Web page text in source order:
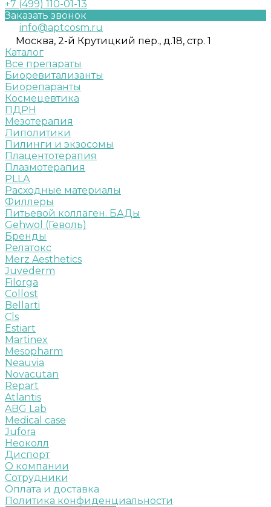
+7 (499) 110-01-13
Заказать звонок
info@aptcosm.ru
Москва, 2-й Крутицкий пер., д.18, стр. 1
Каталог
Все препараты
Биоревитализанты
Биорепаранты
Космецевтика
ПДРН
Мезотерапия
Липолитики
Пилинги и экзосомы
Плацентотерапия
Плазмотерапия
PLLA
Расходные материалы
Филлеры
Питьевой коллаген. БАДы
Gehwol (Геволь)
Бренды
Релатокс
Merz Aesthetics
Juvederm
Filorga
Collost
Bellarti
Cls
Estiart
Martinex
Mesopharm
Neauvia
Novacutan
Repart
Atlantis
ABG Lab
Medical case
Jufora
Неоколл
Диспорт
О компании
Сотрудники
Оплата и доставка
Политика конфиденциальности